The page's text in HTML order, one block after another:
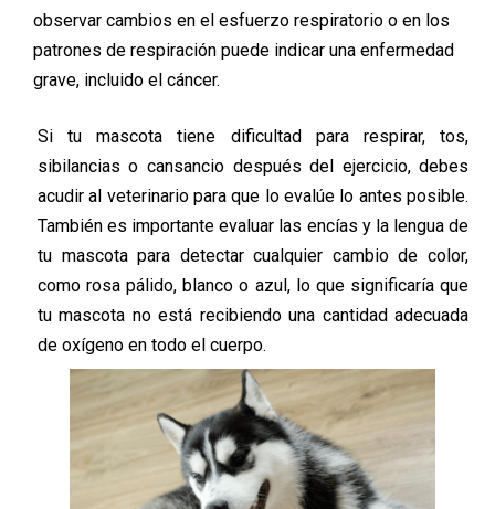
observar cambios en el esfuerzo respiratorio o en los
patrones de respiración puede indicar una enfermedad
grave, incluido el cáncer.
Si tu mascota tiene dificultad para respirar, tos,
sibilancias o cansancio después del ejercicio, debes
acudir al veterinario para que lo evalúe lo antes posible.
También es importante evaluar las encías y la lengua de
tu mascota para detectar cualquier cambio de color,
como rosa pálido, blanco o azul, lo que significaría que
tu mascota no está recibiendo una cantidad adecuada
de oxígeno en todo el cuerpo.